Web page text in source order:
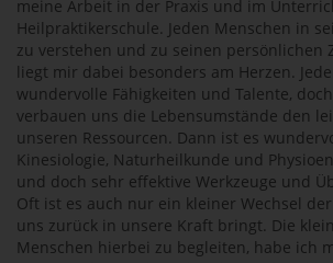
meine Arbeit in der Praxis und im
Heilpraktikerschule. Jeden Menschen in
zu verstehen und zu seinen persönlichen
liegt mir dabei besonders am Herzen.
wundervolle Fähigkeiten und Talente,
verbauen uns die Lebensumstände den
unseren Ressourcen. Dann ist es
Kinesiologie, Naturheilkunde und
und doch sehr effektive Werkzeuge und
Oft ist es auch nur ein kleiner Wechsel
uns zurück in unsere Kraft bringt. Die
Menschen hierbei zu begleiten, habe ich